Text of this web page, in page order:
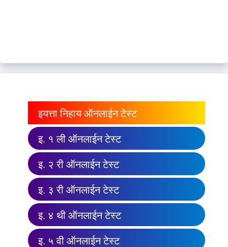
इयत्ता निहाय ऑनलाईन टेस्ट
इ. १ ली ऑनलाईन टेस्ट
इ. २ री ऑनलाईन टेस्ट
इ. ३ री ऑनलाईन टेस्ट
इ. ४ थी ऑनलाईन टेस्ट
इ. ५ वी ऑनलाईन टेस्ट